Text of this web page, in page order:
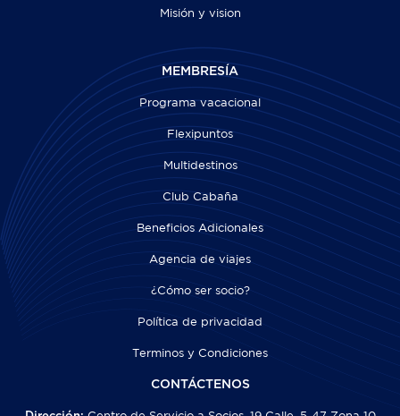
Misión y vision
MEMBRESÍA
Programa vacacional
Flexipuntos
Multidestinos
Club Cabaña
Beneficios Adicionales
Agencia de viajes
¿Cómo ser socio?
Política de privacidad
Terminos y Condiciones
CONTÁCTENOS